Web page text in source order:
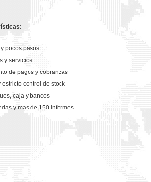
pocos pasos
y servicios
de pagos y cobranzas
estricto control de stock
caja y bancos
y mas de 150 informes